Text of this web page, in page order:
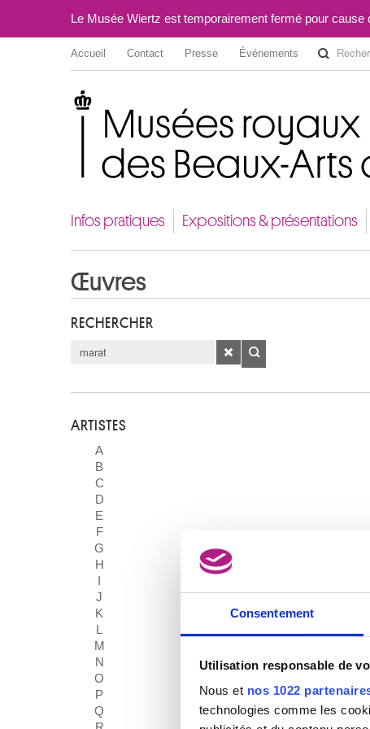
Consentement
Utilisation responsable de
Nous et nos 1022
technologies comme les
Le Musée Wiertz est temporairement fermé pour cause
Accueil Contact Presse Événements
Infos pratiques Expositions & présentations
Œuvres
RECHERCHER
ARTISTES
A
B
C
D
E
F
G
H
I
J
K
L
M
N
O
P
Q